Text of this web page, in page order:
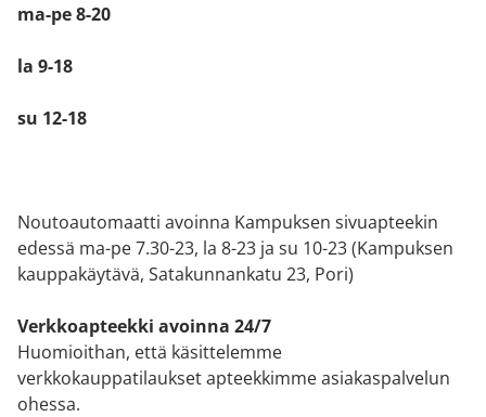
ma-pe 8-20
la 9-18
su 12-18
Noutoautomaatti avoinna Kampuksen sivuapteekin
edessä ma-pe 7.30-23, la 8-23 ja su 10-23 (Kampuksen
kauppakäytävä, Satakunnankatu 23, Pori)
Verkkoapteekki avoinna 24/7
Huomioithan, että käsittelemme
verkkokauppatilaukset apteekkimme asiakaspalvelun
ohessa.